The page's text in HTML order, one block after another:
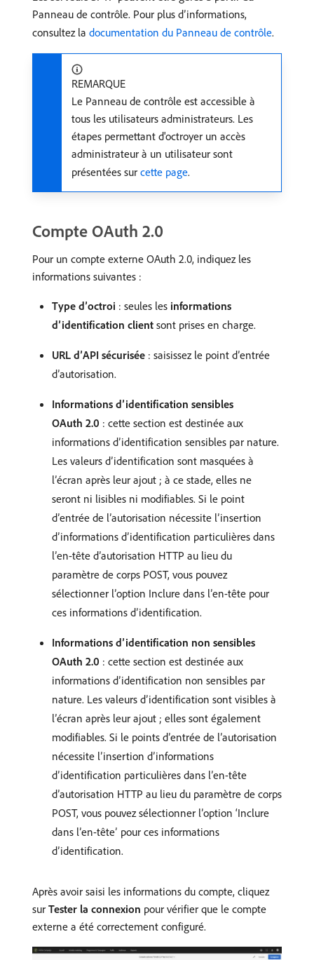
Panneau de contrôle. Pour plus d’informations,
consultez la documentation du Panneau de contrôle.
REMARQUE
Le Panneau de contrôle est accessible à
tous les utilisateurs administrateurs. Les
étapes permettant d'octroyer un accès
administrateur à un utilisateur sont
présentées sur cette page.
Compte OAuth 2.0
Pour un compte externe OAuth 2.0, indiquez les
informations suivantes :
Type d’octroi : seules les informations
d’identification client sont prises en charge.
URL d’API sécurisée : saisissez le point d’entrée
d’autorisation.
Informations d’identification sensibles
OAuth 2.0 : cette section est destinée aux
informations d’identification sensibles par nature.
Les valeurs d’identification sont masquées à
l’écran après leur ajout ; à ce stade, elles ne
seront ni lisibles ni modifiables. Si le point
d’entrée de l’autorisation nécessite l’insertion
d’informations d’identification particulières dans
l’en-tête d’autorisation HTTP au lieu du
paramètre de corps POST, vous pouvez
sélectionner l’option Inclure dans l’en-tête pour
ces informations d’identification.
Informations d’identification non sensibles
OAuth 2.0 : cette section est destinée aux
informations d’identification non sensibles par
nature. Les valeurs d’identification sont visibles à
l’écran après leur ajout ; elles sont également
modifiables. Si le points d’entrée de l’autorisation
nécessite l’insertion d’informations
d’identification particulières dans l’en-tête
d’autorisation HTTP au lieu du paramètre de corps
POST, vous pouvez sélectionner l’option ‘Inclure
dans l’en-tête’ pour ces informations
d’identification.
Après avoir saisi les informations du compte, cliquez
sur Tester la connexion pour vérifier que le compte
externe a été correctement configuré.